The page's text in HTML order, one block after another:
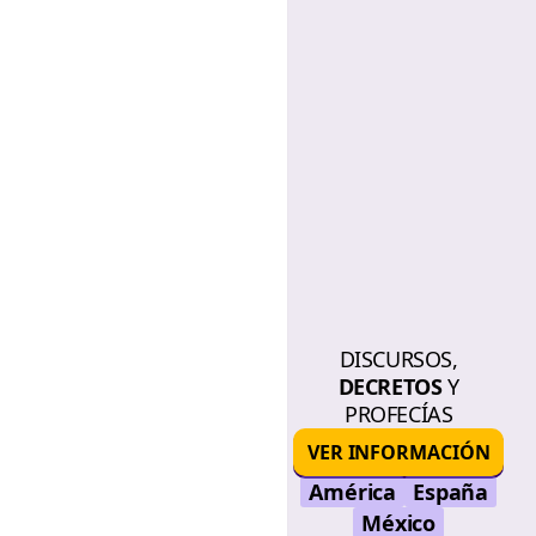
DISCURSOS,
DECRETOSY
PROFECÍAS
VER INFORMACIÓN
América
España
México